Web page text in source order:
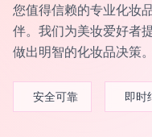
您值得信赖的专业化妆
伴。我们为美妆爱好者
做出明智的化妆品决策。
安全可靠 即时